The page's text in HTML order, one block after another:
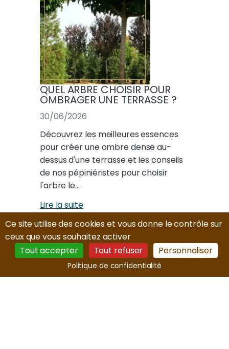
QUEL ARBRE CHOISIR POUR
OMBRAGER UNE TERRASSE ?
30/06/2026
Découvrez les meilleures essences
pour créer une ombre dense au-
dessus d'une terrasse et les conseils
de nos pépiniéristes pour choisir
l'arbre le…
Lire la suite
Ce site utilise des cookies et vous donne le contrôle sur
ceux que vous souhaitez activer
Tout accepter
Tout refuser Personnaliser
Politique de confidentialité